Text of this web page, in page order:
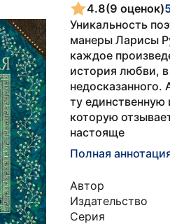
4.8(9 оценок)
Уникальность
манеры Ларисы
каждое
история любви,
недосказанного.
ту
которую
настояще
Полная
Автор
Издательство
Серия